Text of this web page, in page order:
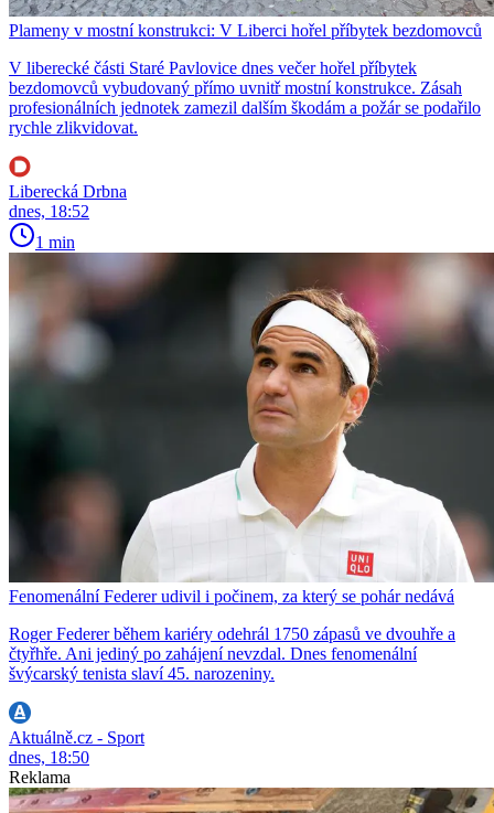
Plameny v mostní konstrukci: V Liberci hořel příbytek bezdomovců
V liberecké části Staré Pavlovice dnes večer hořel příbytek
bezdomovců vybudovaný přímo uvnitř mostní konstrukce. Zásah
profesionálních jednotek zamezil dalším škodám a požár se podařilo
rychle zlikvidovat.
Liberecká Drbna
dnes, 18:52
1 min
Fenomenální Federer udivil i počinem, za který se pohár nedává
Roger Federer během kariéry odehrál 1750 zápasů ve dvouhře a
čtyřhře. Ani jediný po zahájení nevzdal. Dnes fenomenální
švýcarský tenista slaví 45. narozeniny.
Aktuálně.cz - Sport
dnes, 18:50
Reklama